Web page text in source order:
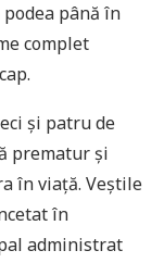
până în
complet
și patru de
prematur și
în viață. Veștile
în
administrat